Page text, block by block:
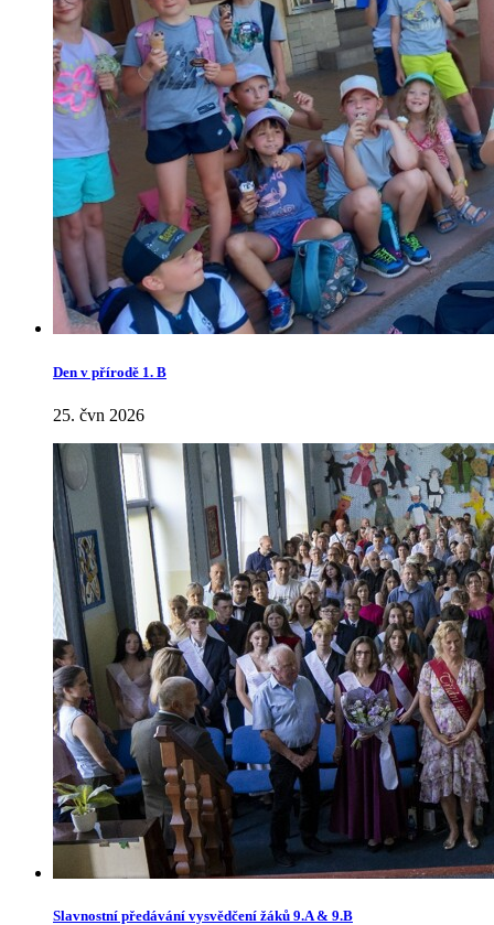
Den v přírodě 1. B
25. čvn 2026
Slavnostní předávání vysvědčení žáků 9.A & 9.B